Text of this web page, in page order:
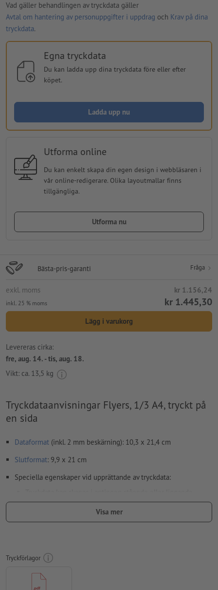
Vad gäller behandlingen av tryckdata gäller
Avtal om hantering av personuppgifter i uppdrag och Krav på dina
tryckdata.
Egna tryckdata
Du kan ladda upp dina tryckdata före eller efter
köpet.
Ladda upp nu
Utforma online
Du kan enkelt skapa din egen design i webbläsaren i
vår online-redigerare. Olika layoutmallar finns
tillgängliga.
Utforma nu
Bästa-pris-garanti Fråga
exkl. moms kr 1.156,24
inkl. 25 % moms kr 1.445,30
Lägg i varukorg
Levereras cirka:
fre, aug. 14. - tis, aug. 18.
Vikt: ca. 13,5 kg
Tryckdataanvisningar Flyers, 1/3 A4, tryckt på
en sida
Dataformat (inkl. 2 mm beskärning): 10,3 x 21,4 cm
Slutformat: 9,9 x 21 cm
Speciella egenskaper vid upprättande av tryckdata:
format. Anpassa dina tryckdata i enlighet med detta.
För att motivet i den färdiga trycktprodukten inte ska hamna
Upplösning:
mm avstånd till slutformatet
Visa mer
Tryckförlagor